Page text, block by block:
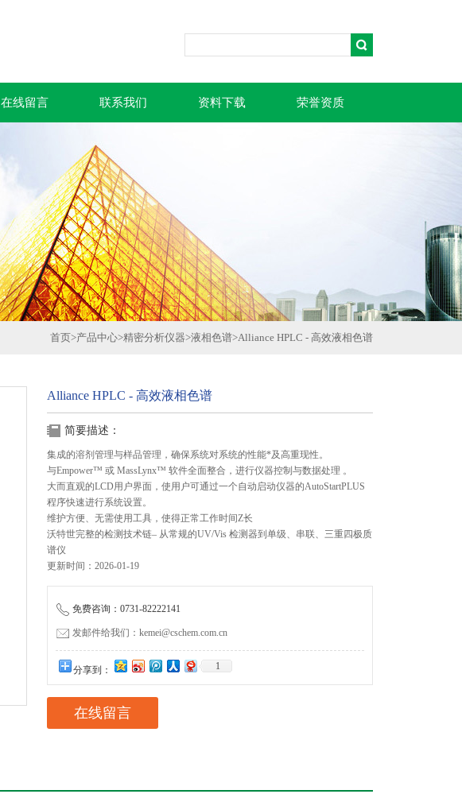
在线留言 联系我们 资料下载 荣誉资质
首页>产品中心>精密分析仪器>液相色谱>Alliance HPLC - 高效液相色谱
Alliance HPLC - 高效液相色谱
简要描述：
集成的溶剂管理与样品管理，确保系统对系统的性能*及高重现性。
与Empower™ 或 MassLynx™ 软件全面整合，进行仪器控制与数据处理 。
大而直观的LCD用户界面，使用户可通过一个自动启动仪器的AutoStartPLUS
程序快速进行系统设置。
维护方便、无需使用工具，使得正常工作时间Z长
沃特世完整的检测技术链– 从常规的UV/Vis 检测器到单级、串联、三重四极质
谱仪
更新时间：2026-01-19
免费咨询：0731-82222141
发邮件给我们：kemei@cschem.com.cn
分享到： 1
在线留言